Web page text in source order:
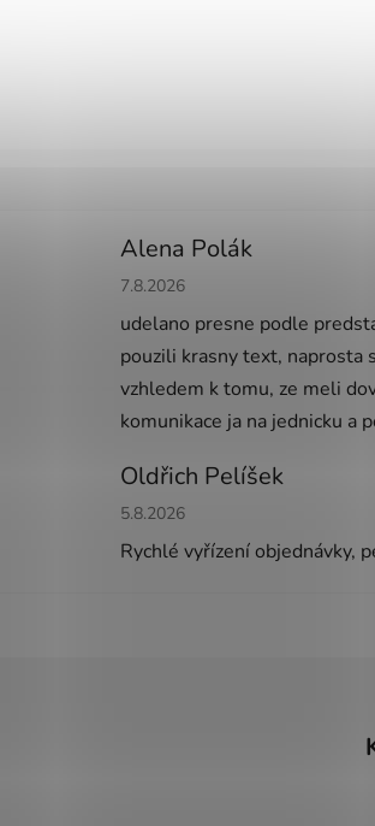
Alena Polák
Hodnocení obchodu je 5 z 5
7.8.2026
udelano presne podle
pouzili krasny text, naprosta
vzhledem k tomu, ze meli
komunikace ja na jednicku a
Oldřich Pelíšek
Hodnocení obchodu je 5 z 5
5.8.2026
Rychlé vyřízení objednávky,